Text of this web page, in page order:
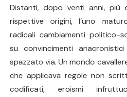
Distanti, dopo venti anni, più
rispettive origini, l’uno
radicali cambiamenti politico-
su convincimenti
spazzato via. Un mondo
che applicava regole non
codificati, eroismi